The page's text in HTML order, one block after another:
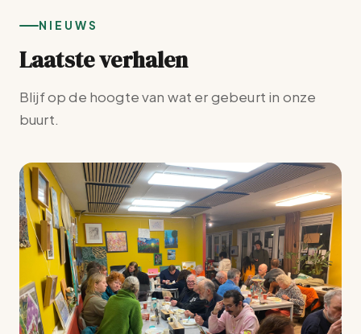
NIEUWS
Laatste verhalen
Blijf op de hoogte van wat er gebeurt in onze
buurt.